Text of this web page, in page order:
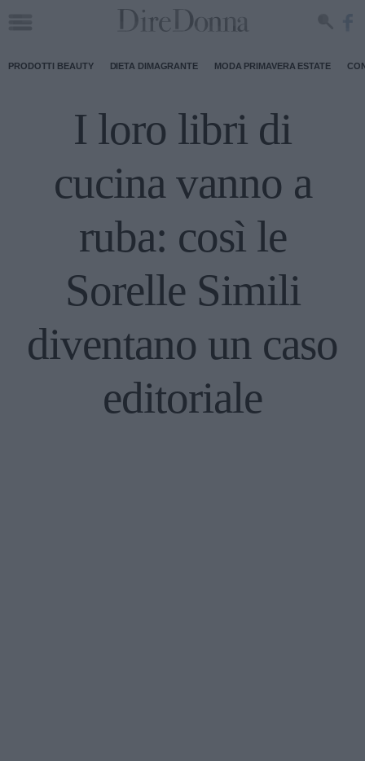
PRODOTTI BEAUTY DIETA DIMAGRANTE MODA PRIMAVERA ESTATE
I loro libri di
cucina vanno a
ruba: così le
Sorelle Simili
diventano un caso
editoriale